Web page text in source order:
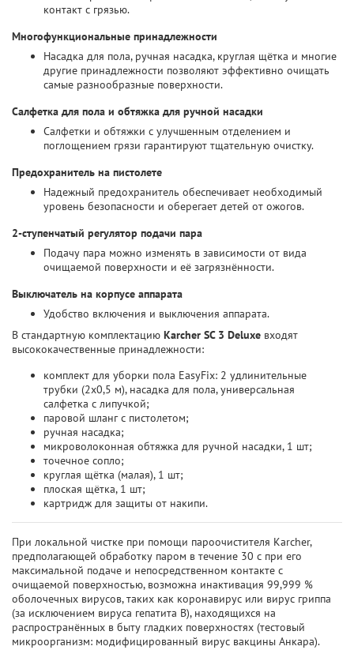
контакт с грязью.
Многофункциональные принадлежности
Насадка для пола, ручная насадка, круглая щётка и многие
другие принадлежности позволяют эффективно очищать
самые разнообразные поверхности.
Салфетка для пола и обтяжка для ручной насадки
Салфетки и обтяжки с улучшенным отделением и
поглощением грязи гарантируют тщательную очистку.
Предохранитель на пистолете
Надежный предохранитель обеспечивает необходимый
уровень безопасности и оберегает детей от ожогов.
2-ступенчатый регулятор подачи пара
Подачу пара можно изменять в зависимости от вида
очищаемой поверхности и её загрязнённости.
Выключатель на корпусе аппарата
Удобство включения и выключения аппарата.
В стандартную комплектацию Karcher SC 3 Deluxe входят
высококачественные принадлежности:
комплект для уборки пола EasyFix: 2 удлинительные
трубки (2x0,5 м), насадка для пола, универсальная
салфетка с липучкой;
паровой шланг с пистолетом;
ручная насадка;
микроволоконная обтяжка для ручной насадки, 1 шт;
точечное сопло;
круглая щётка (малая), 1 шт;
плоская щётка, 1 шт;
картридж для защиты от накипи.
При локальной чистке при помощи пароочистителя Karcher,
предполагающей обработку паром в течение 30 с при его
максимальной подаче и непосредственном контакте с
очищаемой поверхностью, возможна инактивация 99,999 %
оболочечных вирусов, таких как коронавирус или вирус гриппа
(за исключением вируса гепатита B), находящихся на
распространённых в быту гладких поверхностях (тестовый
микроорганизм: модифицированный вирус вакцины Анкара).